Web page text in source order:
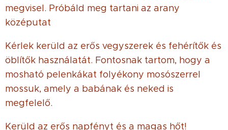
megvisel. Próbáld meg tartani az arany
középutat
Kérlek kerüld az erős vegyszerek és fehérítők és
öblítők használatát. Fontosnak tartom, hogy a
mosható pelenkákat folyékony mosószerrel
mossuk, amely a babának és neked is
megfelelő.
Kerüld az erős napfényt és a magas hőt!